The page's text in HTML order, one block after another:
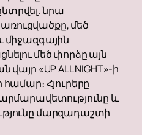
նրա
մեծ
միջազգային
մեծ փորձը այն
«UP ALL NIGHT»-ի
Հյուրերը
և
մարզադաշտի